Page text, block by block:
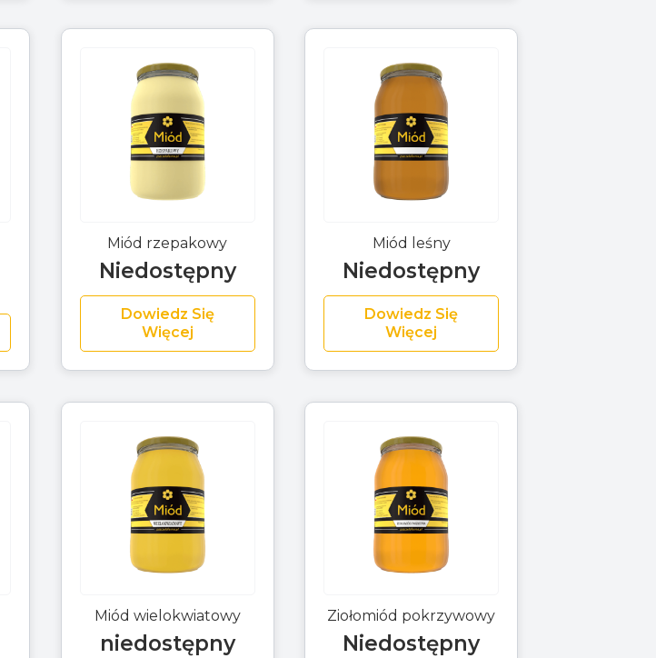
Miód rzepakowy
Niedostępny
Dowiedz Się
Więcej
Miód leśny
Niedostępny
Dowiedz Się
Więcej
Miód wielokwiatowy
niedostępny
Ziołomiód pokrzywowy
Niedostępny